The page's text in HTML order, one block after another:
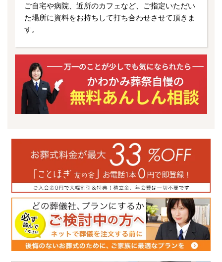
ご自宅や病院、近所のカフェなど、ご指定いただい
た場所に資料をお持ちして打ち合わせさせて頂きま
す。